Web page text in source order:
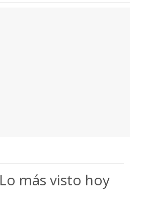
Lo más visto hoy